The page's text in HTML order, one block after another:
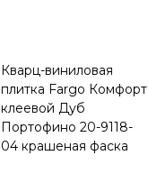
Кварц-виниловая
плитка Fargo Комфорт
клеевой Дуб
Портофино 20-9118-
04 крашеная фаска